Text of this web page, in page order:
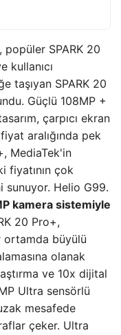
popüler SPARK 20
kullanıcı
taşıyan SPARK 20
Güçlü 108MP +
çarpıcı ekran
aralığında pek
MediaTek'in
fiyatının çok
sunuyor. Helio G99.
kamera sistemiyle
20 Pro+,
ortamda büyülü
olanak
ve 10x dijital
Ultra sensörlü
mesafede
çeker. Ultra